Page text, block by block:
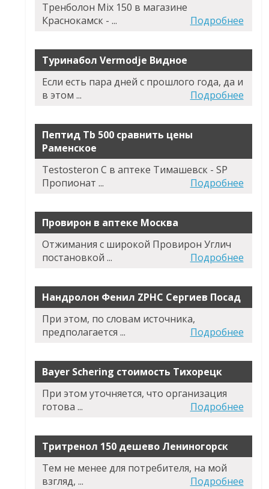
Тренболон Mix 150 в магазине
Краснокамск - ...
Подробнее
Туринабол Vermodje Видное
Если есть пара дней с прошлого года, да и
в этом ...
Подробнее
Пептид Tb 500 сравнить цены
Раменское
Testosteron C в аптеке Тимашевск - SP
Пропионат ...
Подробнее
Провирон в аптеке Москва
Отжимания с широкой Провирон Углич
постановкой ...
Подробнее
Нандролон Фенил ZPHC Сергиев Посад
При этом, по словам источника,
предполагается ...
Подробнее
Bayer Schering стоимость Тихорецк
При этом уточняется, что организация
готова ...
Подробнее
Тритренол 150 дешево Лениногорск
Тем не менее для потребителя, на мой
взгляд, ...
Подробнее